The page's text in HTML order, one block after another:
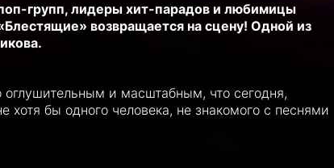
групп, лидеры хит-парадов и любимицы
возвращается на сцену! Одной из
и масштабным, что сегодня,
бы одного человека, не знакомого с песнями